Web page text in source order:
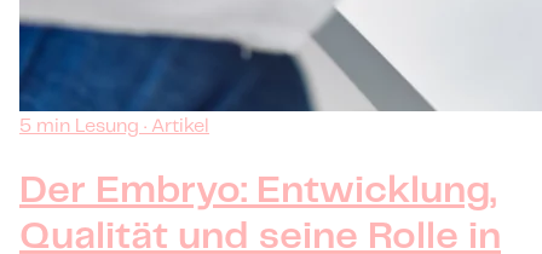
5 min Lesung · Artikel
Der Embryo: Entwicklung,
Qualität und seine Rolle in